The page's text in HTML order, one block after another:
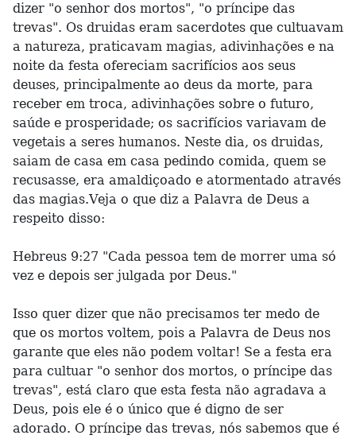
dizer "o senhor dos mortos", "o príncipe das
trevas". Os druidas eram sacerdotes que cultuavam
a natureza, praticavam magias, adivinhações e na
noite da festa ofereciam sacrifícios aos seus
deuses, principalmente ao deus da morte, para
receber em troca, adivinhações sobre o futuro,
saúde e prosperidade; os sacrifícios variavam de
vegetais a seres humanos. Neste dia, os druidas,
saiam de casa em casa pedindo comida, quem se
recusasse, era amaldiçoado e atormentado através
das magias.Veja o que diz a Palavra de Deus a
respeito disso:
Hebreus 9:27 "Cada pessoa tem de morrer uma só
vez e depois ser julgada por Deus."
Isso quer dizer que não precisamos ter medo de
que os mortos voltem, pois a Palavra de Deus nos
garante que eles não podem voltar! Se a festa era
para cultuar "o senhor dos mortos, o príncipe das
trevas", está claro que esta festa não agradava a
Deus, pois ele é o único que é digno de ser
adorado. O príncipe das trevas, nós sabemos que é